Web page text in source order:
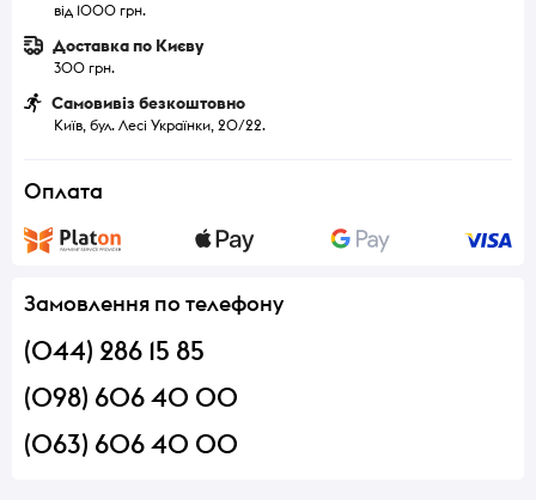
від 1000 грн.
Доставка по Києву
300 грн.
Самовивіз безкоштовно
Київ, бул. Лесі Українки, 20/22.
Оплата
Замовлення по телефону
(044) 286 15 85
(098) 606 40 00
(063) 606 40 00